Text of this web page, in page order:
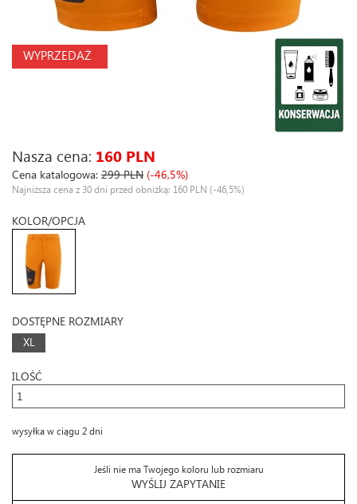
WYPRZEDAŻ
Nasza cena: 160 PLN
Cena katalogowa: 299 PLN (-46,5%)
Najniższa cena z 30 dni przed obniżką: 160 PLN (-46,5%)
KOLOR/OPCJA
DOSTĘPNE ROZMIARY
XL
ILOŚĆ
wysyłka w ciągu 2 dni
Jeśli nie ma Twojego koloru lub rozmiaru
WYŚLIJ ZAPYTANIE